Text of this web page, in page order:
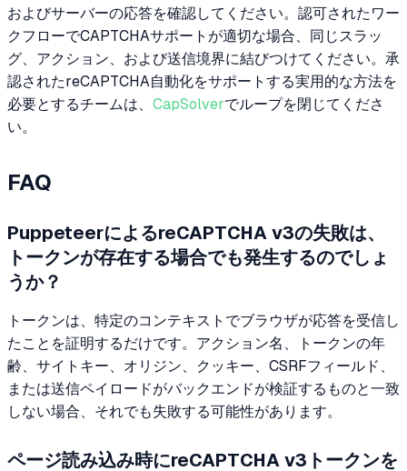
およびサーバーの応答を確認してください。認可されたワー
クフローでCAPTCHAサポートが適切な場合、同じスラッ
グ、アクション、および送信境界に結びつけてください。承
認されたreCAPTCHA自動化をサポートする実用的な方法を
必要とするチームは、 CapSolverでループを閉じてくださ
い。
FAQ
PuppeteerによるreCAPTCHA v3の失敗は、
トークンが存在する場合でも発生するのでしょ
うか？
トークンは、特定のコンテキストでブラウザが応答を受信し
たことを証明するだけです。アクション名、トークンの年
齢、サイトキー、オリジン、クッキー、CSRFフィールド、
または送信ペイロードがバックエンドが検証するものと一致
しない場合、それでも失敗する可能性があります。
ページ読み込み時にreCAPTCHA v3トークンを